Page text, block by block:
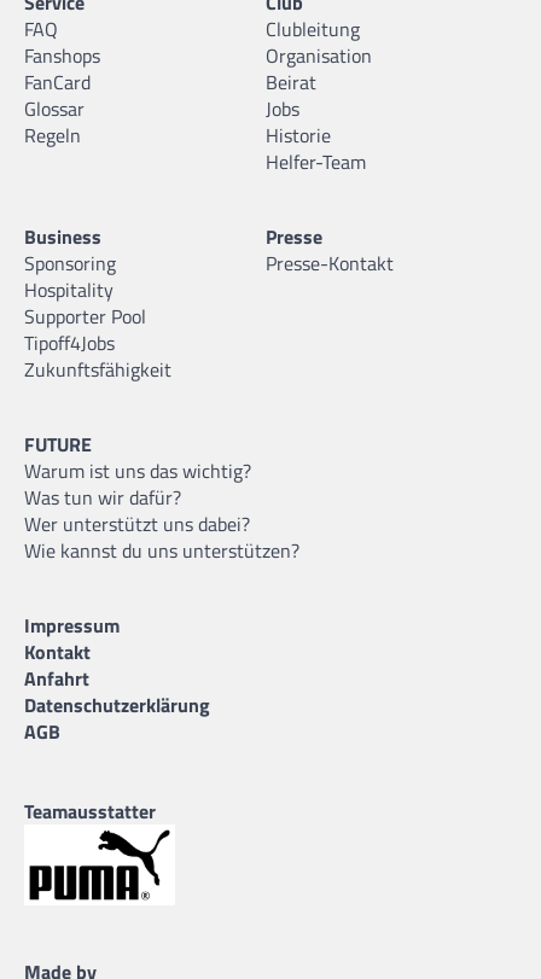
FAQ
Fanshops
FanCard
Glossar
Regeln
Clubleitung
Organisation
Beirat
Jobs
Historie
Helfer-Team
Business
Sponsoring
Hospitality
Supporter Pool
Tipoff4Jobs
Zukunftsfähigkeit
Presse
Presse-Kontakt
FUTURE
Warum ist uns das wichtig?
Was tun wir dafür?
Wer unterstützt uns dabei?
Wie kannst du uns unterstützen?
Impressum
Kontakt
Anfahrt
Datenschutzerklärung
AGB
Teamausstatter
Made by